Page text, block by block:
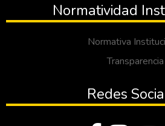
Normatividad
Normativa
Transparencia
Redes